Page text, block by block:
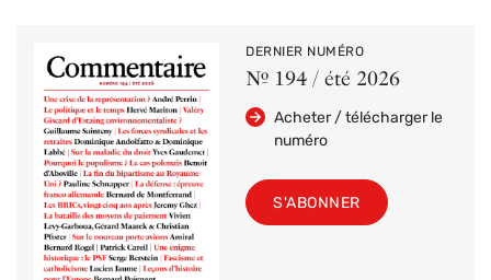
DERNIER NUMÉRO
Nº 194 / été 2026
Acheter / télécharger le
numéro
S'ABONNER